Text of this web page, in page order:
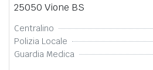
25050 Vione BS
Centralino
Polizia Locale
Guardia Medica